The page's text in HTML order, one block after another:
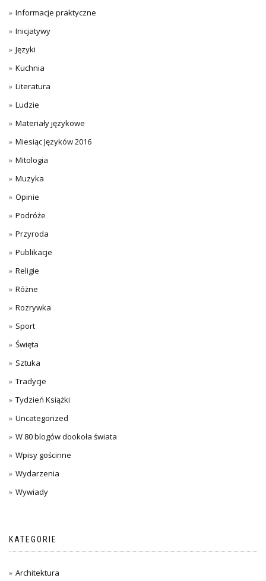
Informacje praktyczne
Inicjatywy
Języki
Kuchnia
Literatura
Ludzie
Materiały językowe
Miesiąc Języków 2016
Mitologia
Muzyka
Opinie
Podróże
Przyroda
Publikacje
Religie
Różne
Rozrywka
Sport
Święta
Sztuka
Tradycje
Tydzień Książki
Uncategorized
W 80 blogów dookoła świata
Wpisy gościnne
Wydarzenia
Wywiady
KATEGORIE
Architektura